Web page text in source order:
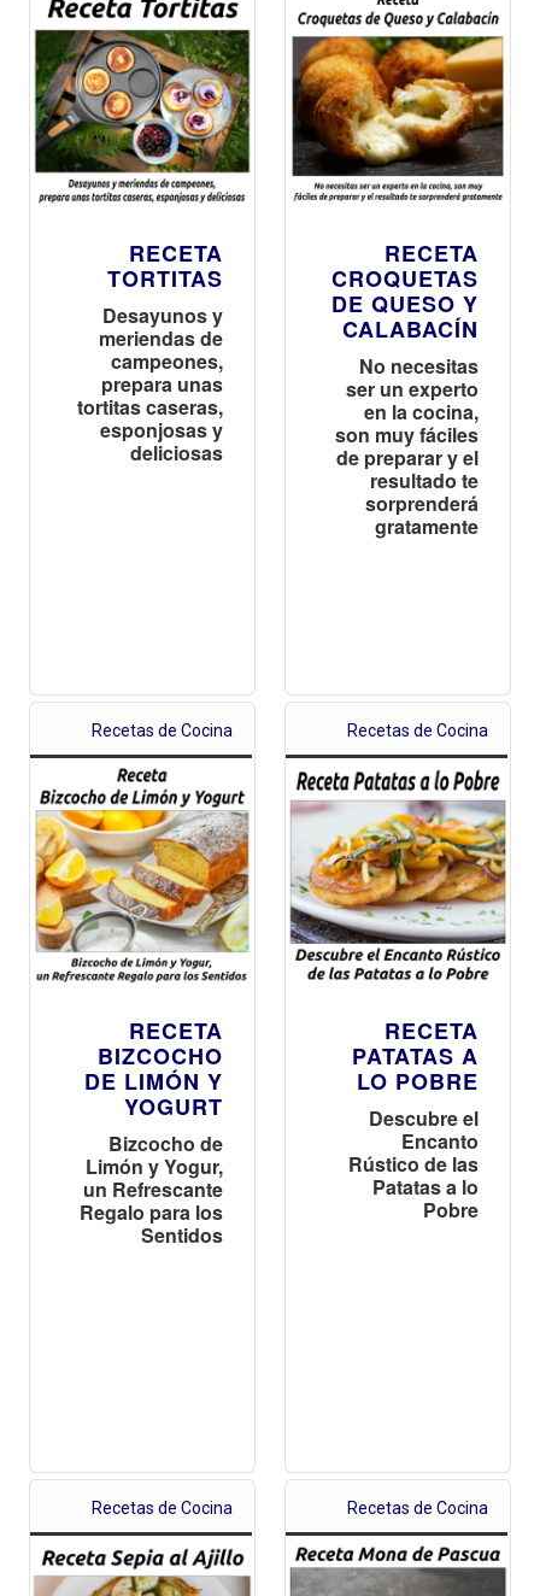
RECETA
TORTITAS
Desayunos y
meriendas de
campeones,
prepara unas
tortitas caseras,
esponjosas y
deliciosas
RECETA
CROQUETAS
DE QUESO Y
CALABACÍN
No necesitas
ser un experto
en la cocina,
son muy fáciles
de preparar y el
resultado te
sorprenderá
gratamente
Recetas de Cocina
RECETA
BIZCOCHO
DE LIMÓN Y
YOGURT
Bizcocho de
Limón y Yogur,
un Refrescante
Regalo para los
Sentidos
Recetas de Cocina
RECETA
PATATAS A
LO POBRE
Descubre el
Encanto
Rústico de las
Patatas a lo
Pobre
Recetas de Cocina Recetas de Cocina